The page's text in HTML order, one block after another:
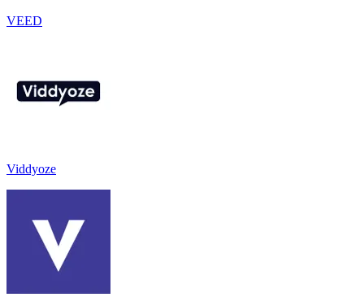
VEED
Viddyoze